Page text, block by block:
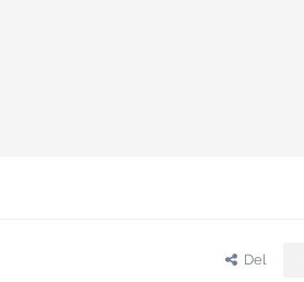
Del